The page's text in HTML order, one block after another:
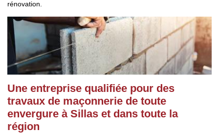
rénovation.
Une entreprise qualifiée pour des
travaux de maçonnerie de toute
envergure à Sillas et dans toute la
région